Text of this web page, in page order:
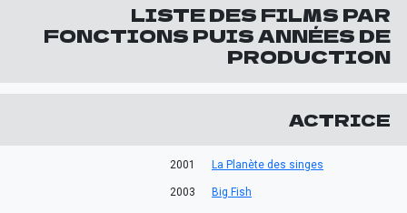
LISTE DES FILMS PAR
FONCTIONS PUIS ANNÉES DE
PRODUCTION
ACTRICE
2001 La Planète des singes
2003 Big Fish